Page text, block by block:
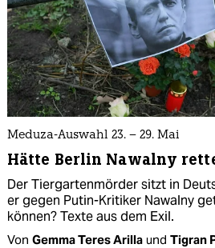
Meduza-Auswahl 23. – 29. Mai
Hätte Berlin Nawalny
Der Tiergartenmörder sitzt in
er gegen Putin-Kritiker Nawalny
können? Texte aus dem Exil.
Von Gemma Teres Arilla und Tigran